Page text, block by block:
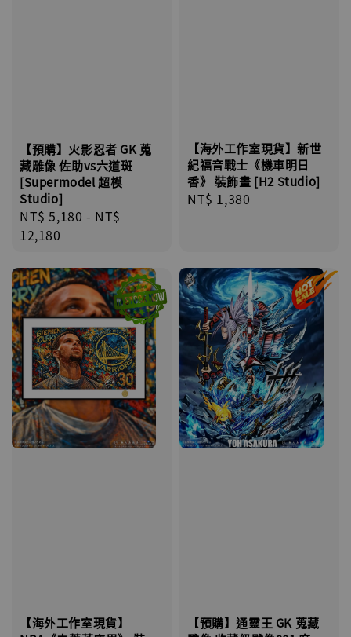
【預購】火影忍者 GK 蒐
藏雕像 佐助vs六道斑
[Supermodel 超模
Studio]
Regular
price
NT$ 5,180 - NT$
12,180
【海外工作室現貨】新世
紀福音戰士《機車明日
香》 裝飾畫 [H2 Studio]
Regular
NT$ 1,380
【海外工作室現貨】
【預購】通靈王 GK 蒐藏